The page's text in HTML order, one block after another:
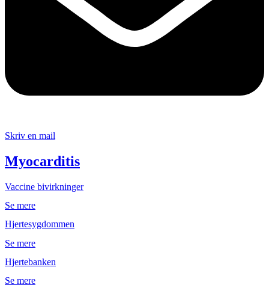
Skriv en mail
Myocarditis
Vaccine bivirkninger
Se mere
Hjertesygdommen
Se mere
Hjertebanken
Se mere